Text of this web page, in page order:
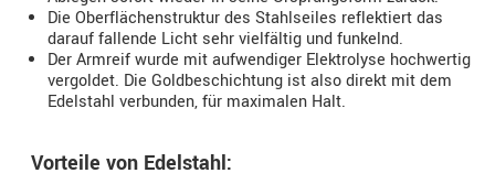
Die Oberflächenstruktur des Stahlseiles reflektiert das
darauf fallende Licht sehr vielfältig und funkelnd.
Der Armreif wurde mit aufwendiger Elektrolyse hochwertig
vergoldet. Die Goldbeschichtung ist also direkt mit dem
Edelstahl verbunden, für maximalen Halt.
Vorteile von Edelstahl: